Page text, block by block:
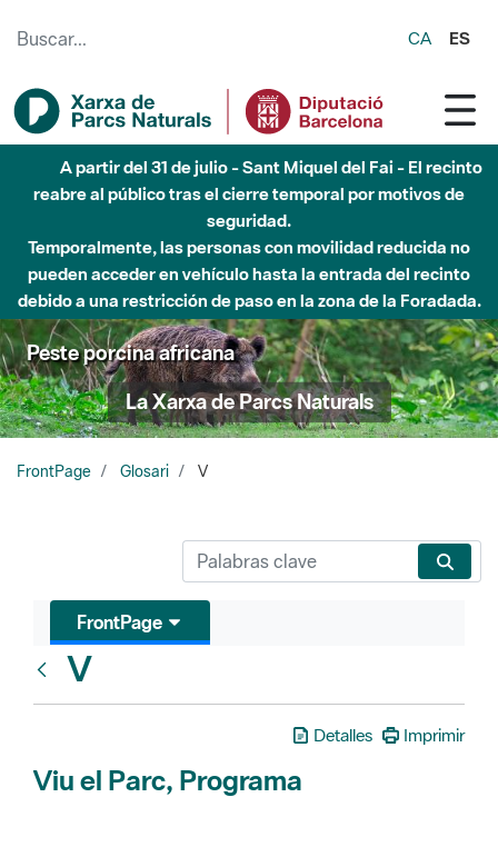
CA ES
A partir del 31 de julio - Sant Miquel del Fai - El recinto
reabre al público tras el cierre temporal por motivos de
seguridad.
Temporalmente, las personas con movilidad reducida no
pueden acceder en vehículo hasta la entrada del recinto
debido a una restricción de paso en la zona de la Foradada.
Peste porcina africana
La Xarxa de Parcs Naturals
FrontPage Glosari V
FrontPage
V
Detalles Imprimir
Viu el Parc, Programa